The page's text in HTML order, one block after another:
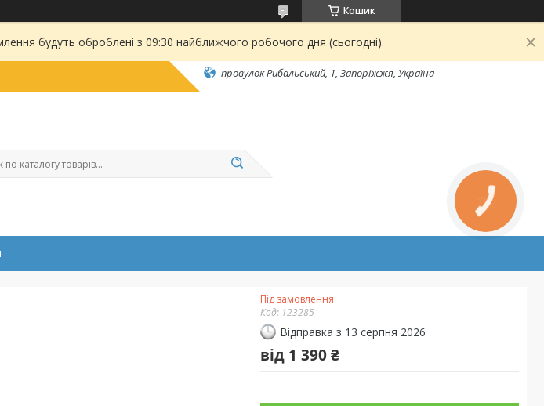
Кошик
будуть оброблені з 09:30 найближчого робочого дня (сьогодні).
провулок Рибальський, 1, Запоріжжя, Україна
Під замовлення
Код: 123285
Відправка з 13 серпня 2026
від 1 390 ₴